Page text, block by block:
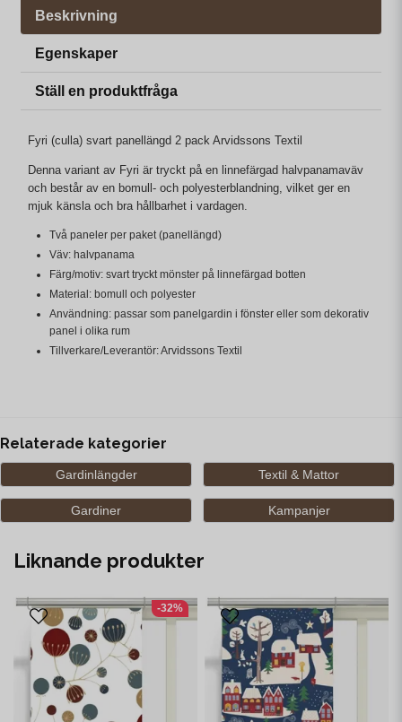
Beskrivning
Egenskaper
Ställ en produktfråga
Fyri (culla) svart panellängd 2 pack Arvidssons Textil
Denna variant av Fyri är tryckt på en linnefärgad halvpanamaväv
och består av en bomull- och polyesterblandning, vilket ger en
mjuk känsla och bra hållbarhet i vardagen.
Två paneler per paket (panellängd)
Väv: halvpanama
Färg/motiv: svart tryckt mönster på linnefärgad botten
Material: bomull och polyester
Användning: passar som panelgardin i fönster eller som dekorativ
panel i olika rum
Tillverkare/Leverantör: Arvidssons Textil
Relaterade kategorier
Gardinlängder Textil & Mattor
Gardiner Kampanjer
Liknande produkter
-32%